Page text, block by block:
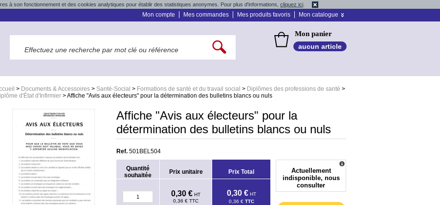
à son fonctionnement et des cookies analytiques pour établir des statistiques anonymes. Pour plus d'informations, cliquez ici
Mon compte Mes commandes Mes produits favoris Mon catalogue
Mon panier
aucun article
> Documents & Accessoires > Santé-Social > Formations de santé et du travail social > Diplômes des professions de santé >
d'État d'Infirmier >Affiche "Avis aux électeurs" pour la détermination des bulletins blancs ou nuls
Affiche "Avis aux électeurs" pour la
détermination des bulletins blancs ou nuls
Ref. 501BEL504
Quantité
souhaitée
Prix unitaire Prix Total
0,30 € HT
0,36 € TTC
0,30 € HT
0,36 € TTC
Actuellement
indisponible, nous
consulter